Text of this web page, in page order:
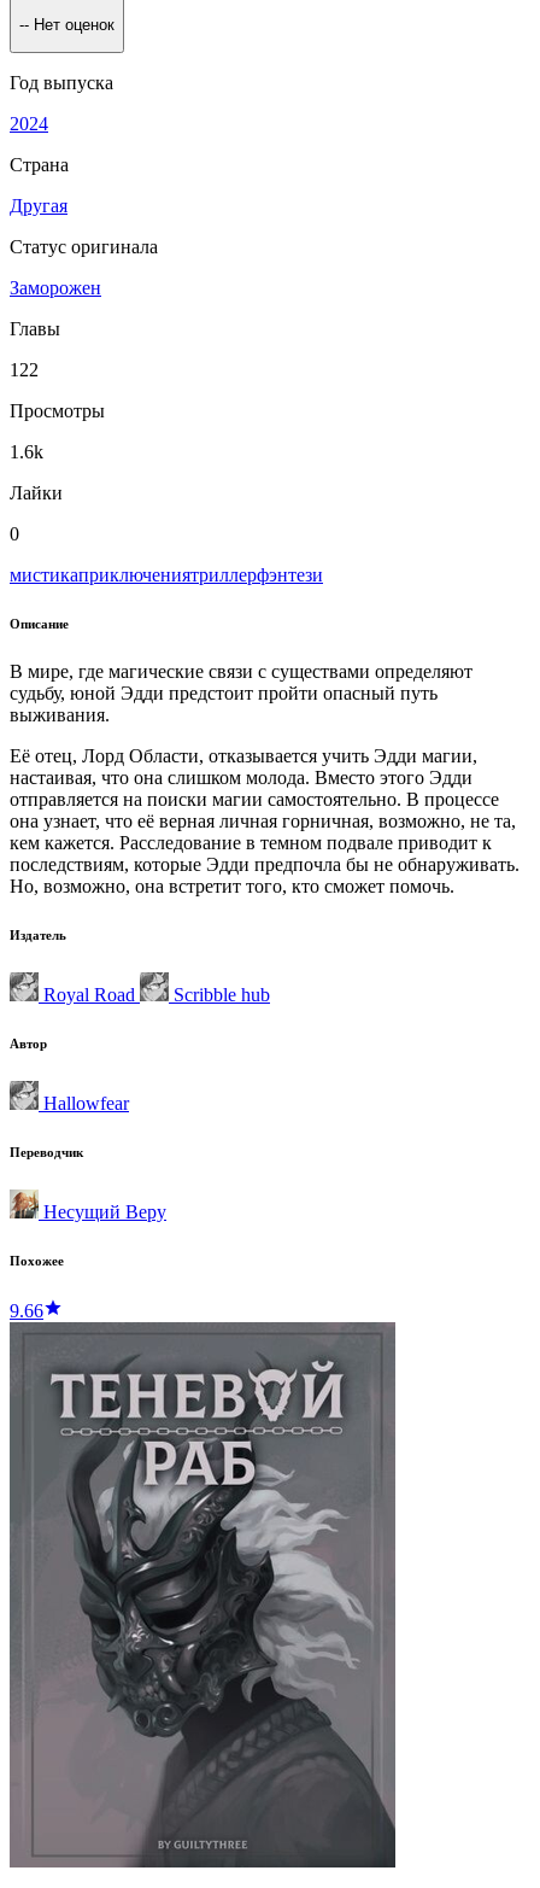
-- Нет оценок
Год выпуска
2024
Страна
Другая
Статус оригинала
Заморожен
Главы
122
Просмотры
1.6k
Лайки
0
мистикаприключениятриллерфэнтези
Описание
В мире, где магические связи с существами определяют
судьбу, юной Эдди предстоит пройти опасный путь
выживания.
Её отец, Лорд Области, отказывается учить Эдди магии,
настаивая, что она слишком молода. Вместо этого Эдди
отправляется на поиски магии самостоятельно. В процессе
она узнает, что её верная личная горничная, возможно, не та,
кем кажется. Расследование в темном подвале приводит к
последствиям, которые Эдди предпочла бы не обнаруживать.
Но, возможно, она встретит того, кто сможет помочь.
Издатель
Royal Road Scribble hub
Автор
Hallowfear
Переводчик
Несущий Веру
Похожее
9.66